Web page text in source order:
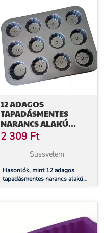
12 ADAGOS
TAPADÁSMENTES
NARANCS ALAKÚ
SÜTŐFORMA
2 309 Ft
Sussvelem
Hasonlók, mint 12 adagos
tapadásmentes narancs alakú
sütőforma